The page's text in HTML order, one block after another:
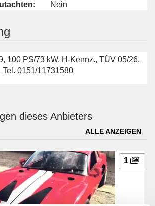
Nein
100 PS/73 kW, H-Kennz., TÜV 05/26,
Tel. 0151/11731580
dieses Anbieters
ALLE ANZEIGEN
1